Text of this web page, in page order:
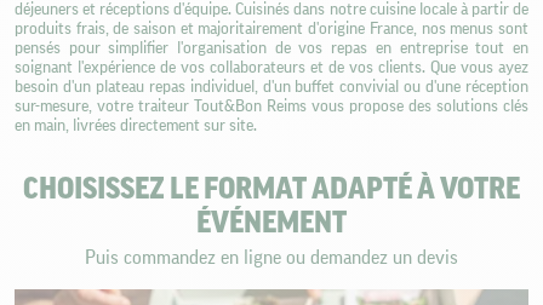
déjeuners et réceptions d'équipe. Cuisinés dans notre cuisine locale à partir de
produits frais, de saison et majoritairement d'origine France, nos menus sont
pensés pour simplifier l'organisation de vos repas en entreprise tout en
soignant l'expérience de vos collaborateurs et de vos clients. Que vous ayez
besoin d'un plateau repas individuel, d'un buffet convivial ou d'une réception
sur-mesure, votre traiteur Tout&Bon Reims vous propose des solutions clés
en main, livrées directement sur site.
CHOISISSEZ LE FORMAT ADAPTÉ À VOTRE
ÉVÉNEMENT
Puis commandez en ligne ou demandez un devis